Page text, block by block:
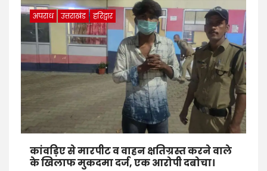
अपराध उत्तराखंड हरिद्वार
कांवड़िए से मारपीट व वाहन क्षतिग्रस्त करने वाले
के खिलाफ मुकदमा दर्ज, एक आरोपी दबोचा।